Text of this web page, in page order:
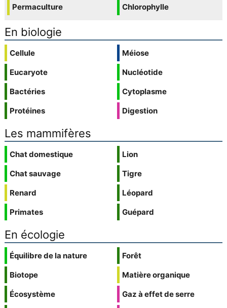
Permaculture
Chlorophylle
En biologie
Cellule
Eucaryote
Bactéries
Protéines
Méiose
Nucléotide
Cytoplasme
Digestion
Les mammifères
Chat domestique
Chat sauvage
Renard
Primates
Lion
Tigre
Léopard
Guépard
En écologie
Équilibre de la nature
Biotope
Écosystème
Forêt
Matière organique
Gaz à effet de serre